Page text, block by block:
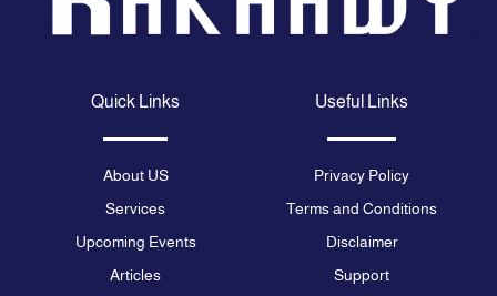
Quick Links
About US
Services
Upcoming Events
Articles
Useful Links
Privacy Policy
Terms and Conditions
Disclaimer
Support